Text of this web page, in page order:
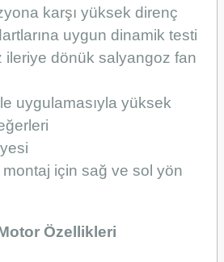
karşı yüksek direnç
uygun dinamik testi
ileriye dönük salyangoz fan
uygulamasıyla yüksek
için sağ ve sol yön
Özellikleri